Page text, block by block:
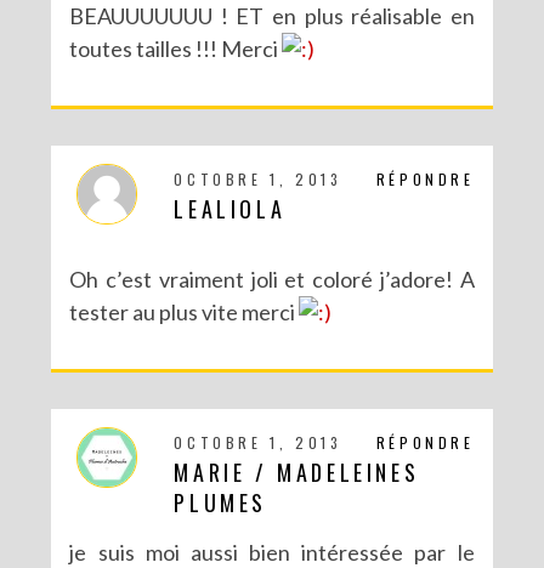
BEAUUUUUUU ! ET en plus réalisable en
toutes tailles !!! Merci
RÉPONDRE
OCTOBRE 1, 2013
LEALIOLA
Oh c’est vraiment joli et coloré j’adore! A
tester au plus vite merci
RÉPONDRE
OCTOBRE 1, 2013
MARIE / MADELEINES
PLUMES
je suis moi aussi bien intéressée par le